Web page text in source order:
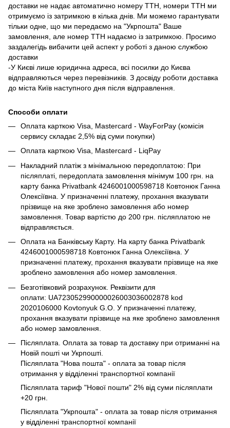
доставки не надає автоматично номеру ТТН, номери ТТН ми
отримуємо із затримкою в кілька днів. Ми можемо гарантувати
тільки одне, що ми передаємо на "Укрпошта" Ваше
замовлення, але номер ТТН надаємо із затримкою. Просимо
заздалегідь вибачити цей аспект у роботі з даною службою
доставки
-У Києві лише юридична адреса, всі посилки до Києва
відправляються через перевізників. З досвіду роботи доставка
до міста Київ наступного дня після відправлення.
Способи оплати
Оплата карткою Visa, Mastercard - WayForPay (комісія
сервису складає 2,5% від суми покупки)
Оплата карткою Visa, Mastercard - LiqPay
Накладний платіж з мінімальною передоплатою: При
післяплаті, передоплата замовлення мінімум 100 грн. на
карту банка Privatbank 4246001000598718 Ковтонюк Ганна
Олексіївна. У призначенні платежу, прохання вказувати
прізвище на яке зроблено замовлення або номер
замовлення. Товар вартістю до 200 грн. післяплатою не
відправляється.
Оплата на Банківську Карту. На карту банка Privatbank
4246001000598718 Ковтонюк Ганна Олексіївна. У
призначенні платежу, прохання вказувати прізвище на яке
зроблено замовлення або номер замовлення.
Безготівковий розрахунок. Реквізити для
оплати: UA723052990000026003036002878 kod
2020106000 Kovtonyuk G.O. У призначенні платежу,
прохання вказувати прізвище на яке зроблено замовлення
або номер замовлення.
Післяплата. Оплата за товар та доставку при отриманні на
Новій пошті чи Укрпошті.
Післяплата "Нова пошта" - оплата за товар після
отримання у відділенні транспортної компанії
Післяплата тариф "Нової пошти" 2% від суми післяплати
+20 грн.
Післяплата "Укрпошта" - оплата за товар після отримання
у відділенні транспортної компанії